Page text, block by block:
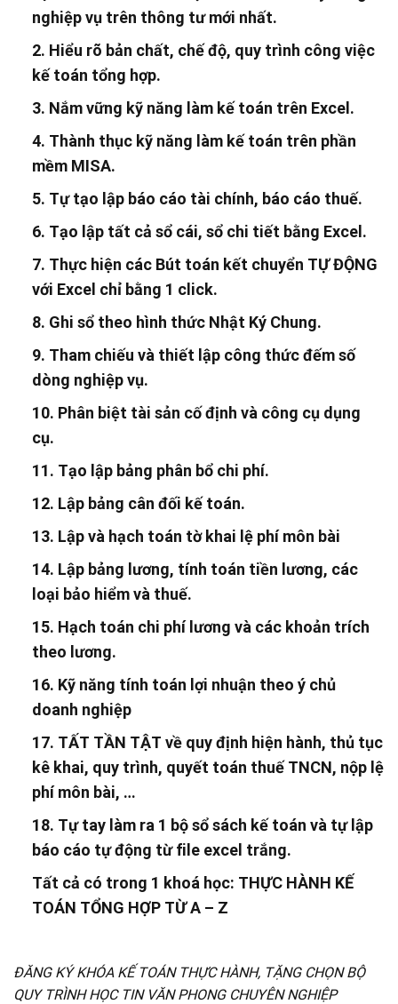
nghiệp vụ trên thông tư mới nhất.
2. Hiểu rõ bản chất, chế độ, quy trình công việc
kế toán tổng hợp.
3. Nắm vững kỹ năng làm kế toán trên Excel.
4. Thành thục kỹ năng làm kế toán trên phần
mềm MISA.
5. Tự tạo lập báo cáo tài chính, báo cáo thuế.
6. Tạo lập tất cả sổ cái, sổ chi tiết bằng Excel.
7. Thực hiện các Bút toán kết chuyển TỰ ĐỘNG
với Excel chỉ bằng 1 click.
8. Ghi sổ theo hình thức Nhật Ký Chung.
9. Tham chiếu và thiết lập công thức đếm số
dòng nghiệp vụ.
10. Phân biệt tài sản cố định và công cụ dụng
cụ.
11. Tạo lập bảng phân bổ chi phí.
12. Lập bảng cân đối kế toán.
13. Lập và hạch toán tờ khai lệ phí môn bài
14. Lập bảng lương, tính toán tiền lương, các
loại bảo hiểm và thuế.
15. Hạch toán chi phí lương và các khoản trích
theo lương.
16. Kỹ năng tính toán lợi nhuận theo ý chủ
doanh nghiệp
17. TẤT TẦN TẬT về quy định hiện hành, thủ tục
kê khai, quy trình, quyết toán thuế TNCN, nộp lệ
phí môn bài, …
18. Tự tay làm ra 1 bộ sổ sách kế toán và tự lập
báo cáo tự động từ file excel trắng.
Tất cả có trong 1 khoá học: THỰC HÀNH KẾ
TOÁN TỔNG HỢP TỪ A – Z
ĐĂNG KÝ KHÓA KẾ TOÁN THỰC HÀNH, TẶNG CHỌN BỘ
QUY TRÌNH HỌC TIN VĂN PHONG CHUYÊN NGHIỆP